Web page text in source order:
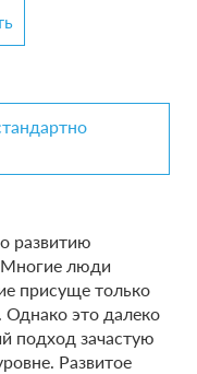
развитию
Многие люди
присуще только
Однако это далеко
подход зачастую
Развитое